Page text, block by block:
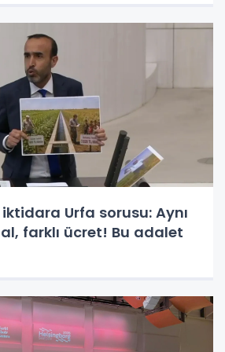
Urfa sorusu: Aynı
farklı ücret! Bu adalet